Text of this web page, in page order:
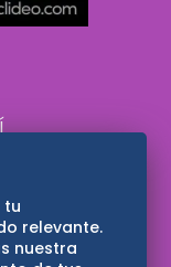
tu
relevante.
nuestra